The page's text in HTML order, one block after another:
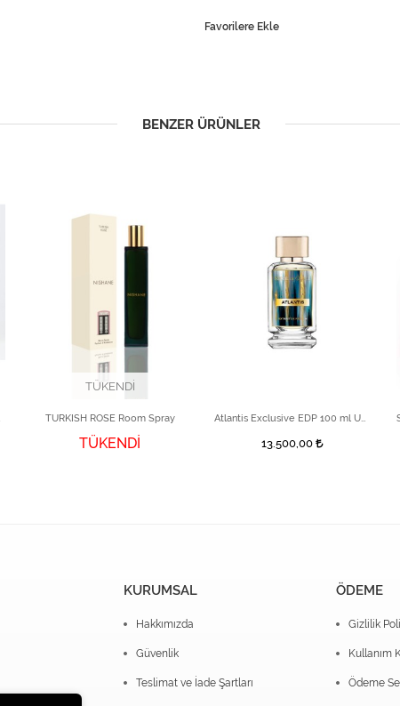
Favorilere Ekle
BENZER ÜRÜNLER
TÜKENDİ
TURKISH ROSE Room Spray
TÜKENDİ 13.500,00
KURUMSAL
Hakkımızda
Güvenlik
Teslimat ve İade Şartları
ÖDEME
Gizlilik
Kullanım
Ödeme